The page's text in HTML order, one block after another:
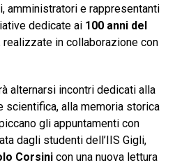
amministratori e rappresentanti
dedicate ai 100 anni del
realizzate in collaborazione con
alternarsi incontri dedicati alla
scientifica, alla memoria storica
gli appuntamenti con
dagli studenti dell’IIS Gigli,
Corsinicon una nuova lettura